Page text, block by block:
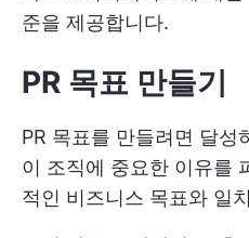
준을 제공합니다.
PR 목표 만들기
PR 목표를 만들려면 달성
이 조직에 중요한 이유를
적인 비즈니스 목표와 일